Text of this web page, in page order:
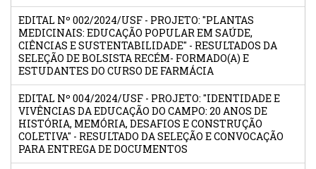
EDITAL Nº 002/2024/USF - PROJETO: "PLANTAS
MEDICINAIS: EDUCAÇÃO POPULAR EM SAÚDE,
CIÊNCIAS E SUSTENTABILIDADE" - RESULTADOS DA
SELEÇÃO DE BOLSISTA RECÉM- FORMADO(A) E
ESTUDANTES DO CURSO DE FARMÁCIA
EDITAL Nº 004/2024/USF - PROJETO: "IDENTIDADE E
VIVÊNCIAS DA EDUCAÇÃO DO CAMPO: 20 ANOS DE
HISTÓRIA, MEMÓRIA, DESAFIOS E CONSTRUÇÃO
COLETIVA" - RESULTADO DA SELEÇÃO E CONVOCAÇÃO
PARA ENTREGA DE DOCUMENTOS